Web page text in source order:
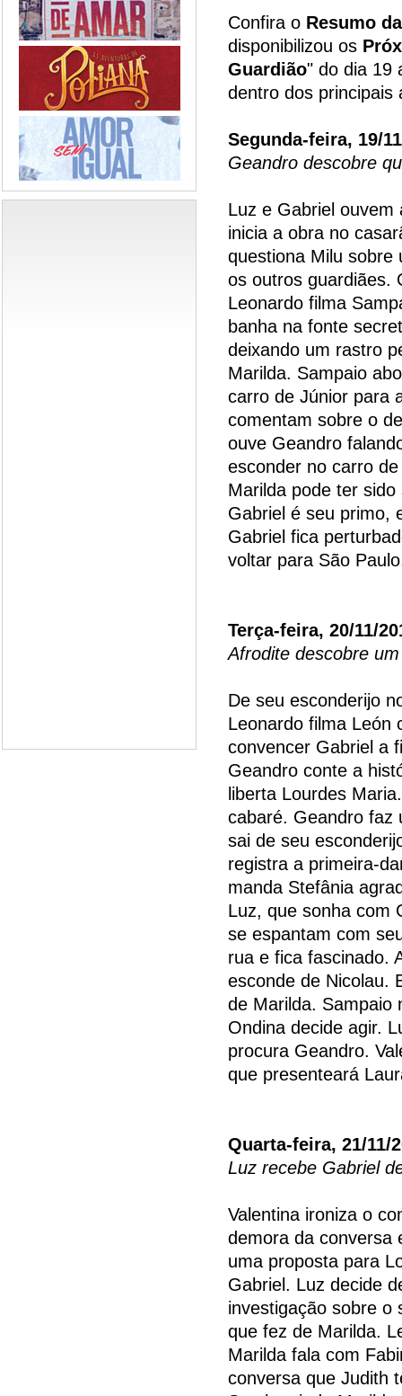
Confira o Resumo
disponibilizou os
Guardião" do dia 19
dentro dos principais
Segunda-feira, 19/
Geandro descobre
Luz e Gabriel ouvem
inicia a obra no
questiona Milu sobre
os outros guardiães.
Leonardo filma
banha na fonte
deixando um rastro
Marilda. Sampaio
carro de Júnior para
comentam sobre o
ouve Geandro
esconder no carro
Marilda pode ter
Gabriel é seu primo,
Gabriel fica
voltar para São
Terça-feira, 20/11/
Afrodite descobre
De seu esconderijo
Leonardo filma León
convencer Gabriel a
Geandro conte a
liberta Lourdes
cabaré. Geandro faz
sai de seu
registra a primeira-
manda Stefânia
Luz, que sonha com
se espantam com
rua e fica fascinado.
esconde de Nicolau.
de Marilda. Sampaio
Ondina decide agir.
procura Geandro.
que presenteará
Quarta-feira, 21/11/
Luz recebe Gabriel
Valentina ironiza o
demora da conversa
uma proposta para
Gabriel. Luz decide
investigação sobre o
que fez de Marilda.
Marilda fala com
conversa que Judith